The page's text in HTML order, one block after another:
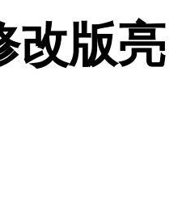
改版亮